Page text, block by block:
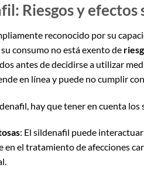
Riesgos y efectos
reconocido por su
consumo no está exento de
antes de decidirse a utilizar
en línea y puede no cumplir
hay que tener en cuenta los
: El sildenafil puede
el tratamiento de afecciones